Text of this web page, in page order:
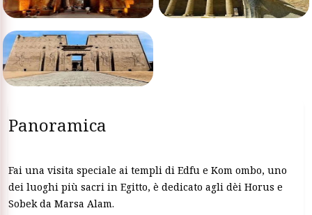
Panoramica
Fai una visita speciale ai templi di Edfu e Kom ombo, uno
dei luoghi più sacri in Egitto, è dedicato agli dèi Horus e
Sobek da Marsa Alam.